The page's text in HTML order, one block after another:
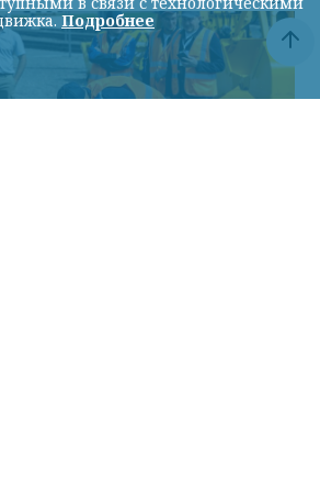
Подробнее